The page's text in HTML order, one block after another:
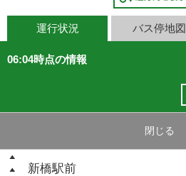
運行状況 バス停地図
06:04時点の情報
閉じる
新橋駅前